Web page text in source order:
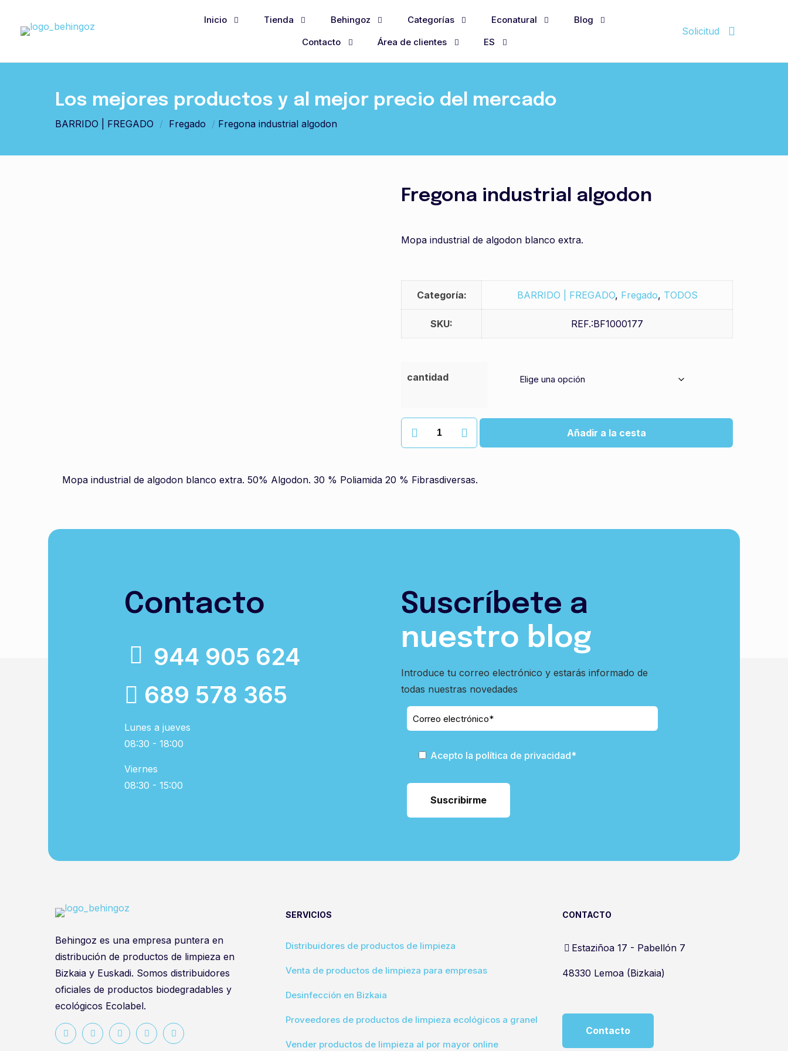
Inicio Tienda Behingoz Categorías Econatural
Blog
Contacto
Área de clientes ES
Solicitud
Los mejores productos y al mejor precio del mercado
BARRIDO | FREGADO / Fregado / Fregona industrial algodon
Fregona industrial algodon
Mopa industrial de algodon blanco extra.
Categoría: BARRIDO | FREGADO, Fregado, TODOS
SKU: REF.:BF1000177
cantidad
cantidad
Añadir a la cesta
Mopa industrial de algodon blanco extra. 50% Algodon. 30 % Poliamida 20 % Fibrasdiversas.
Contacto
944 905 624
689 578 365
Lunes a jueves
08:30 - 18:00
Viernes
08:30 - 15:00
Suscríbete a
nuestro blog
Introduce tu correo electrónico y estarás informado de
todas nuestras novedades
Acepto la política de privacidad*
Behingoz es una empresa puntera en
distribución de productos de limpieza en
Bizkaia y Euskadi. Somos distribuidores
oficiales de productos biodegradables y
ecológicos Ecolabel.
SERVICIOS
Distribuidores de productos de limpieza
Venta de productos de limpieza para empresas
Desinfección en Bizkaia
Proveedores de productos de limpieza ecológicos a granel
Vender productos de limpieza al por mayor online
CONTACTO
Estaziñoa 17 - Pabellón 7
48330 Lemoa (Bizkaia)
Contacto